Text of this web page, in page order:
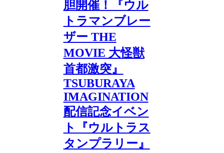
胆開催！『ウル
トラマンブレー
ザー THE
MOVIE 大怪獣
首都激突』
TSUBURAYA
IMAGINATION
配信記念イベン
ト『ウルトラス
タンプラリー』